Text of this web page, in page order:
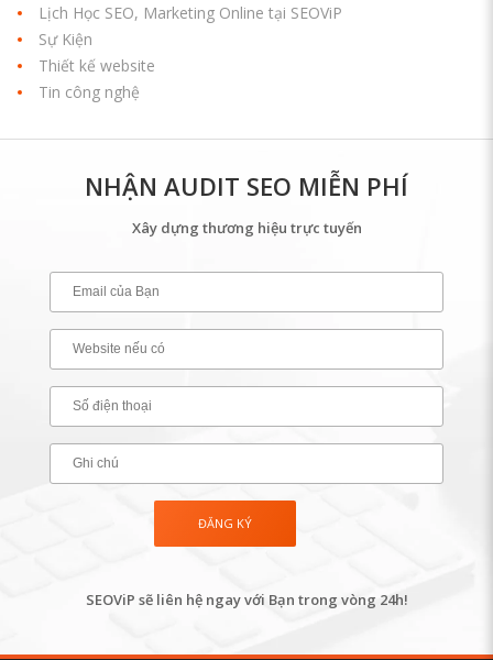
Lịch Học SEO, Marketing Online tại SEOViP
Sự Kiện
Thiết kế website
Tin công nghệ
NHẬN AUDIT SEO MIỄN PHÍ
Xây dựng thương hiệu trực tuyến
SEOViP sẽ liên hệ ngay với Bạn trong vòng 24h!